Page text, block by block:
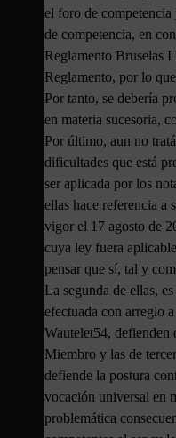
el foro de
de competencia, en
Reglamento Bruselas
Reglamento, por lo
Por tanto, se debería
en materia sucesoria,
Por último, aun no
dificultades que está
ser aplicada por los
ellas hace referencia a
vigor el 17 agosto de
cuya ley fuera
pensar que sí, tal y
La segunda de ellas,
efectuada con arreglo
Wautelet54, defienden
Miembro y las de
defiende la postura
vocación universal en
problemática